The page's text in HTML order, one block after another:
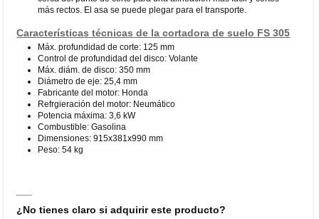
más rectos. El asa se puede plegar para el transporte.
Características técnicas de la cortadora de suelo FS 305
Máx. profundidad de corte: 125 mm
Control de profundidad del disco: Volante
Máx. diám. de disco: 350 mm
Diámetro de eje: 25,4 mm
Fabricante del motor: Honda
Refrgieración del motor: Neumático
Potencia máxima: 3,6 kW
Combustible: Gasolina
Dimensiones: 915x381x990 mm
Peso: 54 kg
¿No tienes claro si adquirir este producto?